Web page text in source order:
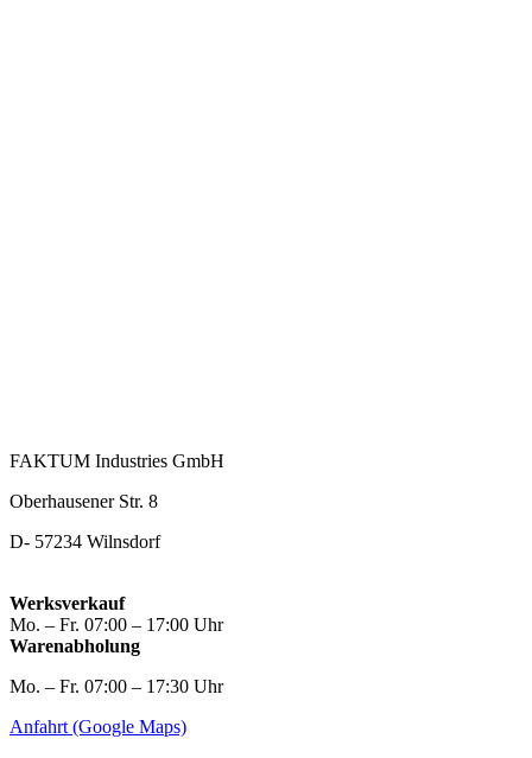
FAKTUM Industries GmbH
Oberhausener Str. 8
D- 57234 Wilnsdorf
Werksverkauf
Mo. – Fr. 07:00 – 17:00 Uhr
Warenabholung
Mo. – Fr. 07:00 – 17:30 Uhr
Anfahrt (Google Maps)